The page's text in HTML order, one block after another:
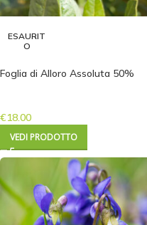
ESAURIT
O
Foglia di Alloro Assoluta 50%
€18.00
VEDI PRODOTTO